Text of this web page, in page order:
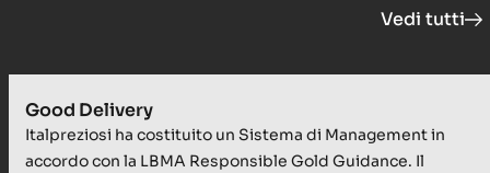
Vedi tutti
Good Delivery
Italpreziosi ha costituito un Sistema di Management in
accordo con la LBMA Responsible Gold Guidance. Il